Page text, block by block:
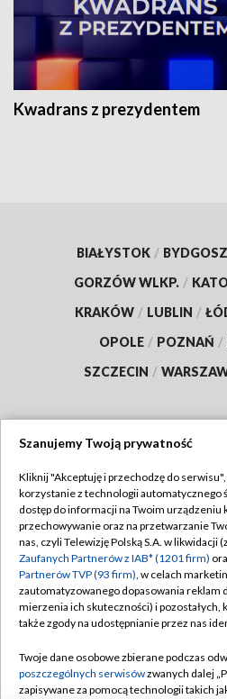
Kwadrans z prezydentem
BIAŁYSTOK /
GORZÓW WLKP. /
KRAKÓW / LUBLIN /
OPOLE / POZNAŃ /
SZCZECIN /
TVP
Abonament TVP
Emisja w TVP
Centrum informacji TVP
Naziemna Telewizja Cyfrowa
Rada Programowa
Polityka
Moje
Pomoc
Szanujemy Twoją prywatność
Kliknij "Akceptuję i przechodzę do serwisu",
korzystanie z technologii automatycznego
dostęp do informacji na Twoim urządzeniu
przechowywanie oraz na przetwarzanie
nas, czyli Telewizję Polską S.A. w likwidacji
Zaufanych Partnerów z IAB* (1201 firm)
Partnerów TVP (93 firm), w celach
zautomatyzowanego dopasowania reklam
mierzenia ich skuteczności) i pozostałych,
także zgody na udostępnianie przez nas
Twoje dane osobowe zbierane podczas
poszczególnych serwisówzwanych dalej
zapisywane za pomocą technologii takich